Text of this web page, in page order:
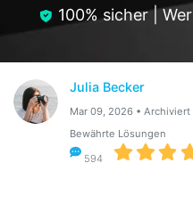
100% sicher |
Julia Becker
Mar 09, 2026 • Archiviert
Bewährte Lösungen
594